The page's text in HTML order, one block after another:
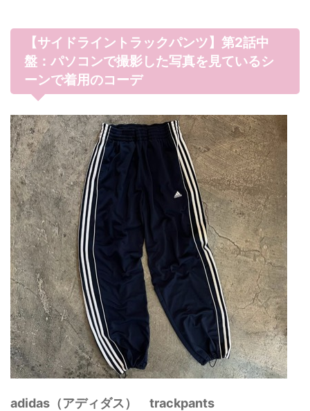
【サイドライントラックパンツ】第2話中
盤：パソコンで撮影した写真を見ているシ
ーンで着用のコーデ
adidas（アディダス） trackpants